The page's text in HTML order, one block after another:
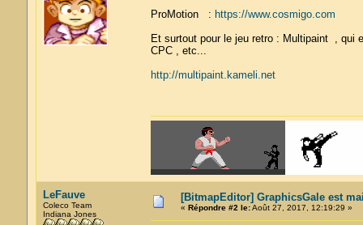
ProMotion : https://www.cosmigo.com
Et surtout pour le jeu retro : Multipaint , qui
CPC , etc...
http://multipaint.kameli.net
LeFauve
Coleco Team
Indiana Jones
[BitmapEditor] GraphicsGale est
« Répondre #2 le:Août 27, 2017, 12:19:29 »